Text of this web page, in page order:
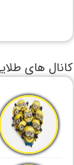
کانال های